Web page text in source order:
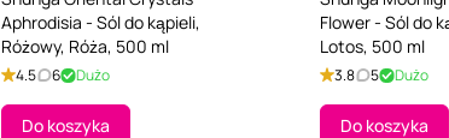
Aphrodisia - Sól do kąpieli,
Różowy, Róża, 500 ml
4.5 6 Dużo
Do koszyka
Flower - Sól do
Lotos, 500 ml
3.8 5 Dużo
Do koszyka